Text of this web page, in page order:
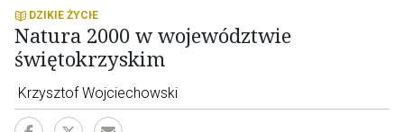
DZIKIE ŻYCIE
Natura 2000 w województwie
świętokrzyskim
Krzysztof Wojciechowski